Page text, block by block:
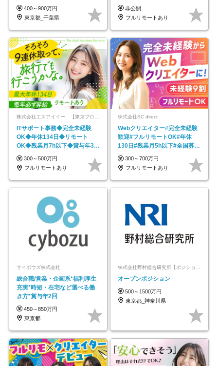
400～900万円
東京都_千葉県
帰／全国募集・業務委託
非公開
フルリモートあり
ITサポート事務◆完全未経験
OK◆年休134日◆リモート
OK◆残業月7h以下◆賞与年3回
◆5年目まで必ず昇給
300～500万円
フルリモートあり
株式会社SC direct
Webクリエイター#完全未経験
歓迎#フルリモートOK#年休
130日#残業月5h以下#全国募集
#最大1年の研修
300～700万円
フルリモートあり
サイボウズ株式会社
総合職/営業・企画系*福利厚生
充実*時短・在宅など選べる働
き方*賞与年2回
450～850万円
東京都
オープンポジション
500～1500万円
東京都_神奈川県